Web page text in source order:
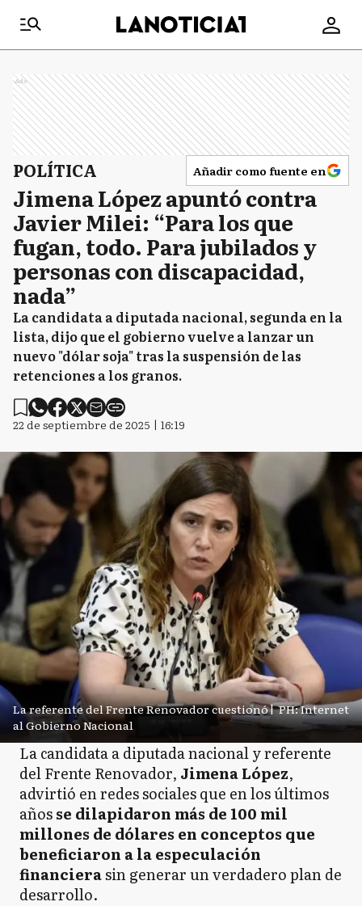
Ads
POLÍTICA Añadir como fuente en
Jimena López apuntó contra
Javier Milei: “Para los que
fugan, todo. Para jubilados y
personas con discapacidad,
nada”
La candidata a diputada nacional, segunda en la
lista, dijo que el gobierno vuelve a lanzar un
nuevo "dólar soja" tras la suspensión de las
retenciones a los granos.
22 de septiembre de 2025 | 16:19
La referente del Frente Renovador cuestionó
al Gobierno Nacional
| PH: Internet
La candidata a diputada nacional y referente
del Frente Renovador, Jimena López,
advirtió en redes sociales que en los últimos
añosse dilapidaron más de 100 mil
millones de dólares en conceptos que
beneficiaron a la especulación
financierasin generar un verdadero plan de
desarrollo.